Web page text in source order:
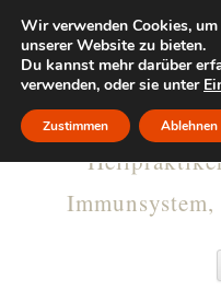
Wir verwenden Cookies,
unserer Website zu bieten.
Du kannst mehr darüber
verwenden, oder sie unter
Zustimmen Ablehnen